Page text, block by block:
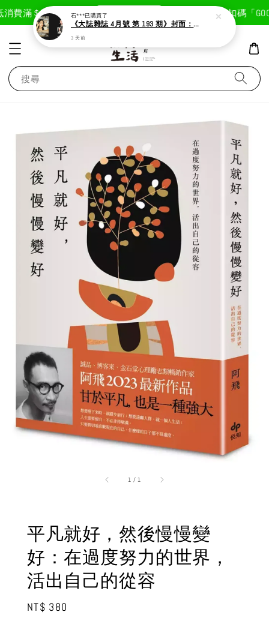
費滿＄1800免運費 現在去購物！ 首次註冊輸入折扣碼「
搜尋
1 / 1
平凡就好，然後慢慢變
好：在過度努力的世界，
活出自己的從容
Regular
NT$ 380
石***已購買了
《大誌雜誌 4月號 第 193 期》封面：Solar 頌樂
3 天前